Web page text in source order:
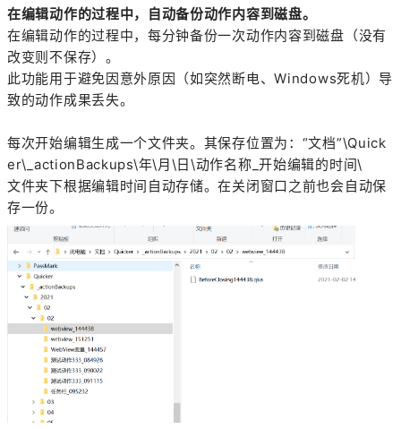
在编辑动作的过程中，自动备份动作内容到磁盘。
在编辑动作的过程中，每分钟备份一次动作内容到磁盘（没有
改变则不保存）。
此功能用于避免因意外原因（如突然断电、Windows死机）导
致的动作成果丢失。
每次开始编辑生成一个文件夹。其保存位置为：“文档”\Quick
er\_actionBackups\年\月\日\动作名称_开始编辑的时间\
文件夹下根据编辑时间自动存储。在关闭窗口之前也会自动保
存一份。